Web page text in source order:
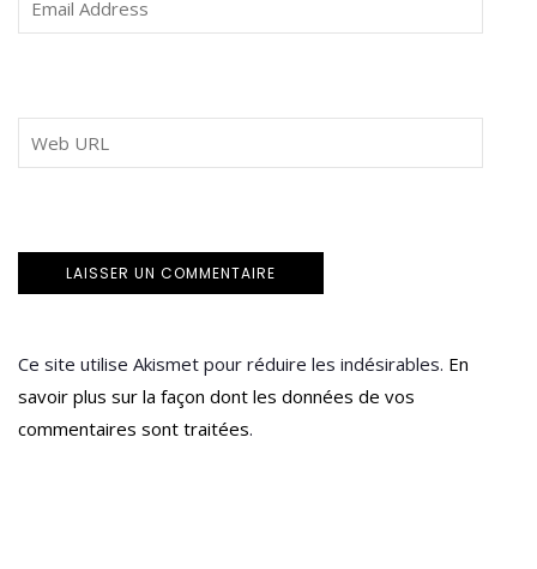
Ce site utilise Akismet pour réduire les indésirables. En
savoir plus sur la façon dont les données de vos
commentaires sont traitées.